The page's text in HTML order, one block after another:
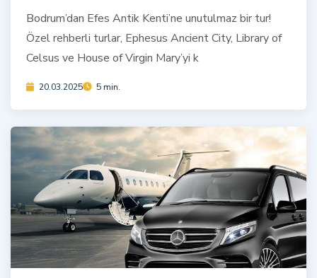
Bodrum’dan Efes Antik Kenti’ne unutulmaz bir tur!
Özel rehberli turlar, Ephesus Ancient City, Library of
Celsus ve House of Virgin Mary’yi k
20.03.2025 5 min.